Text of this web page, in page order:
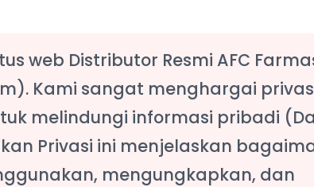
web Distributor Resmi AFC
Kami sangat menghargai
melindungi informasi pribadi
Privasi ini menjelaskan
mengungkapkan, dan